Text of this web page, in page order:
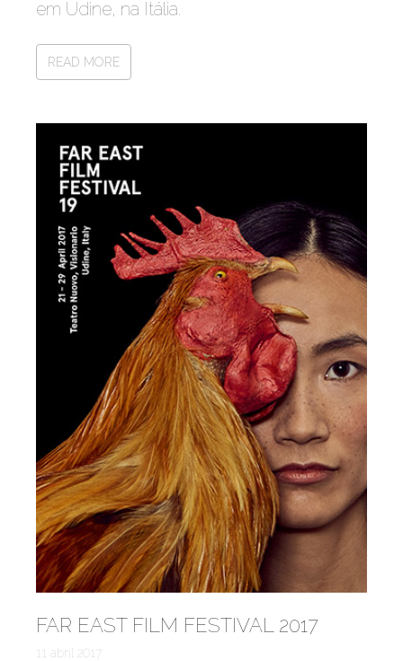
em Údine, na Itália.
READ MORE
FAR EAST FILM FESTIVAL 2017
11 abril 2017